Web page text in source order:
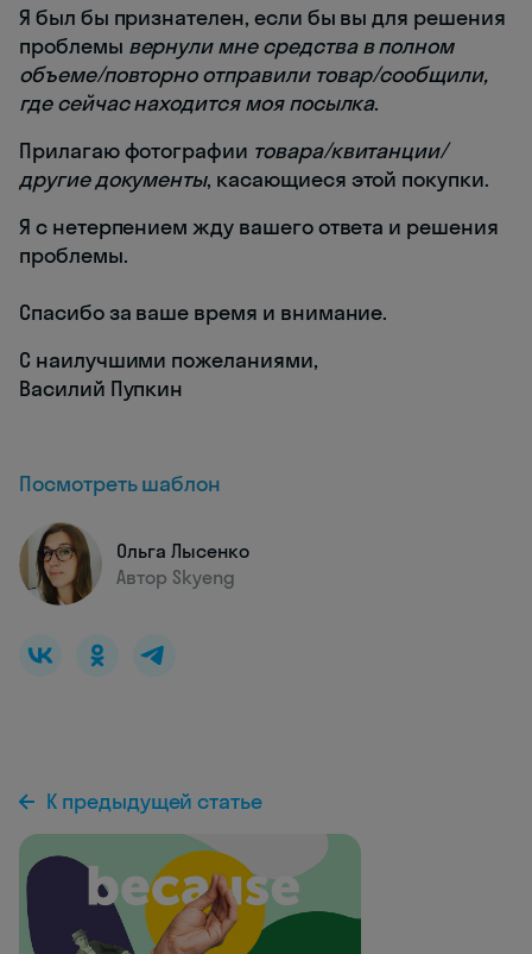
Я был бы признателен, если бы вы для решения
проблемы вернули мне средства в полном
объеме/повторно отправили товар/сообщили,
где сейчас находится моя посылка.
Прилагаю фотографии товара/квитанции/
другие документы, касающиеся этой покупки.
Я с нетерпением жду вашего ответа и решения
проблемы.
Спасибо за ваше время и внимание.
С наилучшими пожеланиями,
Василий Пупкин
Посмотреть шаблон
Ольга Лысенко
Автор Skyeng
К предыдущей статье